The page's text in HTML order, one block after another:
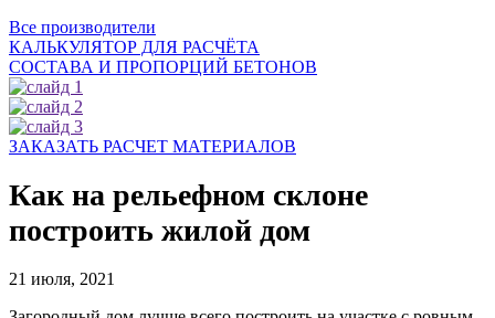
Все производители
КАЛЬКУЛЯТОР ДЛЯ РАСЧЁТА
СОСТАВА И ПРОПОРЦИЙ БЕТОНОВ
ЗАКАЗАТЬ РАСЧЕТ МАТЕРИАЛОВ
Как на рельефном склоне
построить жилой дом
21 июля, 2021